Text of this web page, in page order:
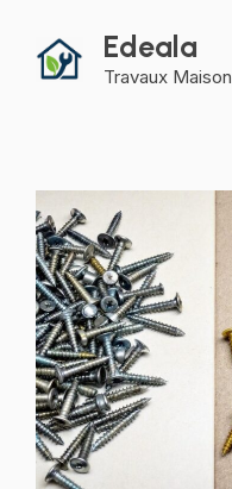
contenu
Edeala
Travaux Maison